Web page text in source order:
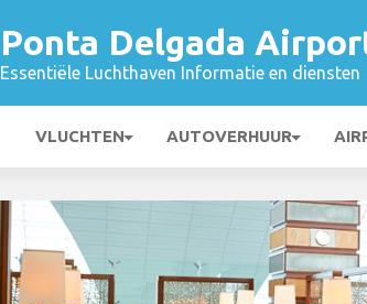
Ponta Delgada
Essentiële Luchthaven Informatie en diensten
VLUCHTEN AUTOVERHUUR